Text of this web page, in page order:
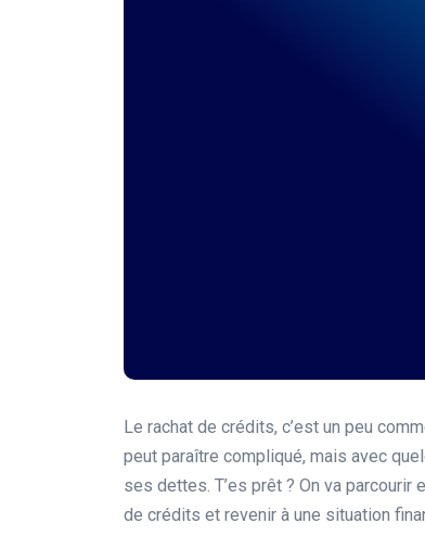
Le rachat de crédits, c’est un peu
peut paraître compliqué, mais avec
ses dettes. T’es prêt ? On va
de crédits et revenir à une situation